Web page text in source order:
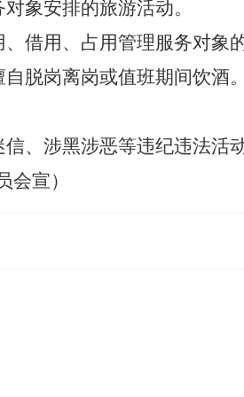
象安排的旅游活动。
借用、占用管理服务对象
自脱岗离岗或值班期间饮酒。
、涉黑涉恶等违纪违法活
会宣）